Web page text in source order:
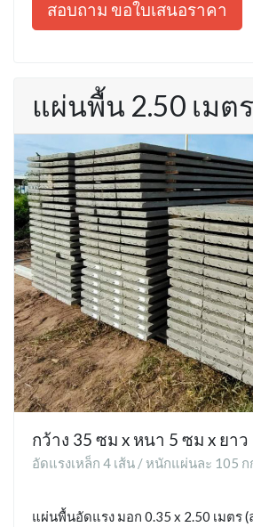
สอบถาม ขอใบเสนอราคา
แผ่นพื้น 2.50 เมต
กว้าง 35 ซม x หนา 5 ซม x ยา
อัดแรงเหล็ก 4 เส้น / หนักแผ่นละ 105 ก
แผ่นพื้นอัดแรง มอก 0.35 x 2.50 เมตร (